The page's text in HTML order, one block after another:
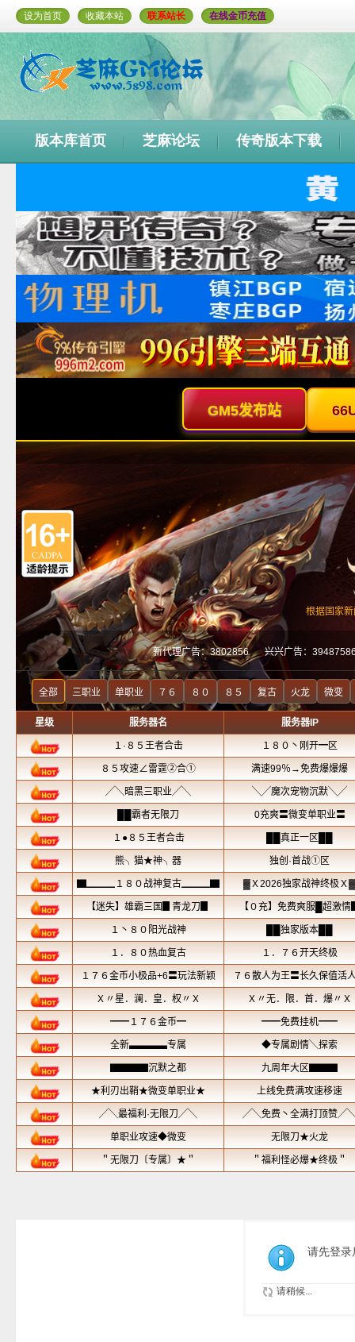
设为首页 收藏本站 联系站长 在线金币充值
版本库首页 芝麻论坛 传奇版本下载
请先登录
请稍候...